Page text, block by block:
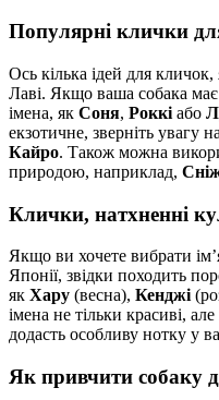
Популярні клички
Ось кілька ідей для
Лаві. Якщо ваша собака має
імена, як Соня, Роккі або
екзотичне, зверніть увагу
Кайро. Також можна
природою, наприклад,
Клички, натхненні
Якщо ви хочете вибрати
Японії, звідки походить
як Хару (весна), Кенджі
імена не тільки красиві,
додасть особливу нотку у
Як привчити собаку